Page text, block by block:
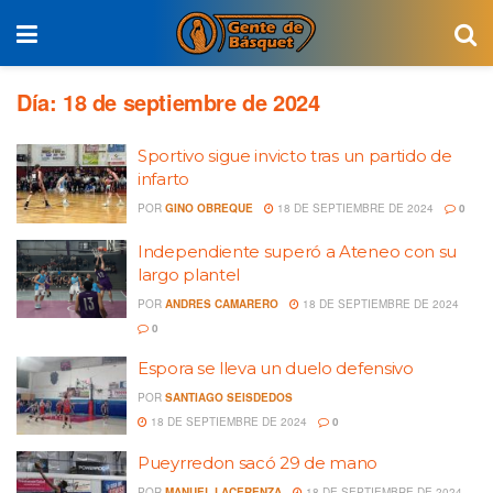
Día: 18 de septiembre de 2024
Sportivo sigue invicto tras un partido de
infarto
POR GINO OBREQUE 18 DE SEPTIEMBRE DE 2024 0
Independiente superó a Ateneo con su
largo plantel
POR ANDRES CAMARERO
18 DE SEPTIEMBRE DE 2024
0
Espora se lleva un duelo defensivo
POR SANTIAGO SEISDEDOS
18 DE SEPTIEMBRE DE 2024
0
Pueyrredon sacó 29 de mano